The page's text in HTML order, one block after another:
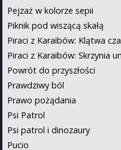
Pejzaż w kolorze sepii
Piknik pod wiszącą skałą
Piraci z Karaibów: Klątwa
Piraci z Karaibów: Skrzynia
Powrót do przyszłości
Prawdziwy ból
Prawo pożądania
Psi Patrol
Psi patrol i dinozaury
Pucio